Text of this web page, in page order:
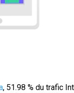
, 51.98 % du trafic